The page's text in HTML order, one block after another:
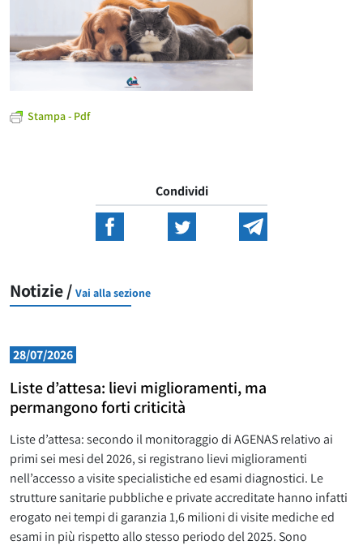
Stampa - Pdf
Condividi
Notizie / Vai alla sezione
28/07/2026
Liste d’attesa: lievi miglioramenti, ma
permangono forti criticità
Liste d’attesa: secondo il monitoraggio di AGENAS relativo ai
primi sei mesi del 2026, si registrano lievi miglioramenti
nell’accesso a visite specialistiche ed esami diagnostici. Le
strutture sanitarie pubbliche e private accreditate hanno infatti
erogato nei tempi di garanzia 1,6 milioni di visite mediche ed
esami in più rispetto allo stesso periodo del 2025. Sono